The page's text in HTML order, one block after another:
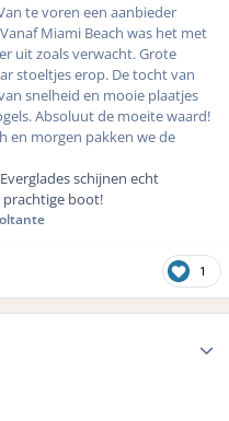
te voren een aanbieder
Miami Beach was het met
uit zoals verwacht. Grote
stoeltjes erop. De tocht van
snelheid en mooie plaatjes
Absoluut de moeite waard!
en morgen pakken we de
schijnen echt
prachtige boot!
1